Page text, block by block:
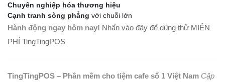
Chuyên nghiệp hóa thương hiệu
Cạnh tranh sòng phẳng với chuỗi lớn
Hành động ngay hôm nay! Nhấn vào đây để dùng thử MIỄN
PHÍ TingTingPOS
TingTingPOS – Phần mềm cho tiệm cafe số 1 Việt Nam Cập